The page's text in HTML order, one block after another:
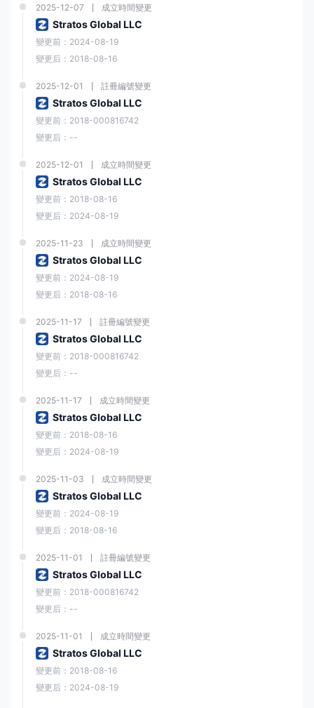
2025-12-07 成立時間變更
Stratos Global LLC
變更前：2024-08-19
變更后：2018-08-16
2025-12-01 註冊編號變更
Stratos Global LLC
變更前：2018-000816742
變更后：--
2025-12-01 成立時間變更
Stratos Global LLC
變更前：2018-08-16
變更后：2024-08-19
2025-11-23 成立時間變更
Stratos Global LLC
變更前：2024-08-19
變更后：2018-08-16
2025-11-17 註冊編號變更
Stratos Global LLC
變更前：2018-000816742
變更后：--
2025-11-17 成立時間變更
Stratos Global LLC
變更前：2018-08-16
變更后：2024-08-19
2025-11-03 成立時間變更
Stratos Global LLC
變更前：2024-08-19
變更后：2018-08-16
2025-11-01 註冊編號變更
Stratos Global LLC
變更前：2018-000816742
變更后：--
2025-11-01 成立時間變更
Stratos Global LLC
變更前：2018-08-16
變更后：2024-08-19